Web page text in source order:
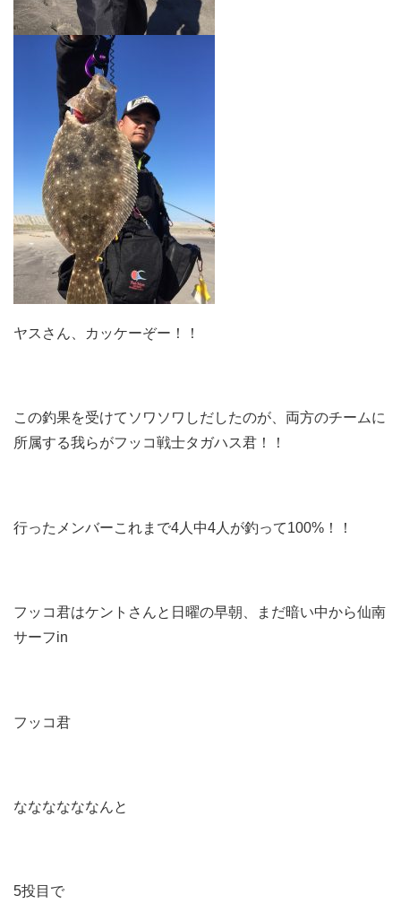
ヤスさん、カッケーぞー！！
この釣果を受けてソワソワしだしたのが、両方のチームに
所属する我らがフッコ戦士タガハス君！！
行ったメンバーこれまで4人中4人が釣って100%！！
フッコ君はケントさんと日曜の早朝、まだ暗い中から仙南
サーフin
フッコ君
ななななななんと
5投目で